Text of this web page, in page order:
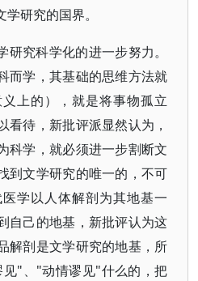
研究的国界。
研究科学化的进一步努力。
而学，其基础的思维方法就
上的），就是将事物孤立
看待，新批评派显然认为，
科学，就必须进一步割断文
到文学研究的唯一的，不可
学以人体解剖为其地基一
自己的地基，新批评认为这
解剖是文学研究的地基，所
"、"动情谬见"什么的，把